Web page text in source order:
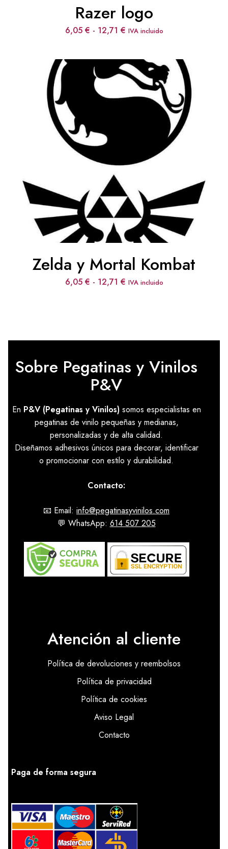
Razer logo
6,05 € - 12,71 €Rango
desde
6,05 €
hasta
12,71 €
IVA incluido
Zelda y Mortal Kombat
6,05 € - 12,71 €Rango
hasta
IVA incluido
Sobre Pegatinas y Vinilos
P&V
En P&V (Pegatinas y Vinilos)somos especialistas en
pegatinas de vinilo pequeñas y medianas,
personalizadas y de alta calidad.
Diseñamos adhesivos únicos para decorar, identificar
o promocionar con estilo y durabilidad.
Contacto:
📧 Email: info@pegatinasyvinilos.com
💬 WhatsApp: 614 507 205
Atención al cliente
Política de devoluciones y reembolsos
Política de privacidad
Política de cookies
Aviso Legal
Contacto
Paga de forma segura